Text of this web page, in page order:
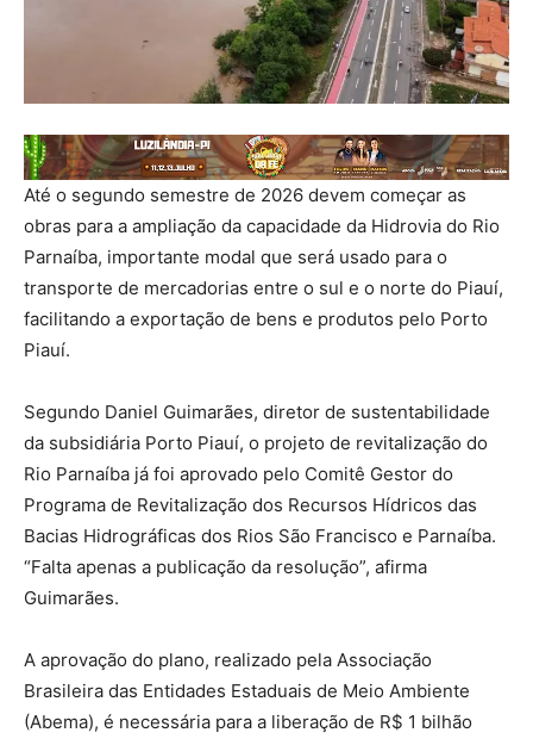
Até o segundo semestre de 2026 devem começar as
obras para a ampliação da capacidade da Hidrovia do Rio
Parnaíba, importante modal que será usado para o
transporte de mercadorias entre o sul e o norte do Piauí,
facilitando a exportação de bens e produtos pelo Porto
Piauí.
Segundo Daniel Guimarães, diretor de sustentabilidade
da subsidiária Porto Piauí, o projeto de revitalização do
Rio Parnaíba já foi aprovado pelo Comitê Gestor do
Programa de Revitalização dos Recursos Hídricos das
Bacias Hidrográficas dos Rios São Francisco e Parnaíba.
“Falta apenas a publicação da resolução”, afirma
Guimarães.
A aprovação do plano, realizado pela Associação
Brasileira das Entidades Estaduais de Meio Ambiente
(Abema), é necessária para a liberação de R$ 1 bilhão